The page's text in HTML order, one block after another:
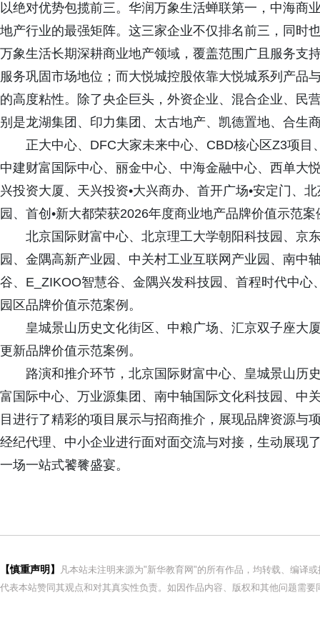
以绝对优势包揽前三。华润万象生活蝉联第一，中海商
地产行业的最强矩阵。这三家企业不仅排名前三，同时
万象生活长期深耕商业地产领域，覆盖范围广且服务支
服务巩固市场地位；而大悦城控股依靠大悦城系列产品
的高度粘性。除了央企巨头，外资企业、混合企业、民
别是龙湖集团、印力集团、太古地产、凯德置地、合生
正大中心、DFC大家未来中心、CBD核心区Z3项
中建财富国际中心、丽金中心、中海金融中心、西单大
兴投资大厦、天兴投资•大兴商办、首开广场•安定门、
园、首创•新大都荣获2026年度商业地产品牌价值示范案
北京国际财富中心、北京理工大学朝阳科技园、京
园、金隅高新产业园、中关村工业互联网产业园、南中
谷、E_ZIKOO智慧谷、金隅兴发科技园、首程时代中
园区品牌价值示范案例。
皇城景山历史文化街区、中粮广场、汇京双子座大
更新品牌价值示范案例。
路演和推介环节，北京国际财富中心、皇城景山历
富国际中心、万业源集团、南中轴国际文化科技园、中
目进行了精彩的项目展示与招商推介，展现品牌资源与
经纪代理、中小企业进行面对面交流与对接，生动展现
一场一站式饕餮盛宴。
【慎重声明】
凡本站未注明来源为"新华教育网"的所有作品，均转载、编译
代表本站赞同其观点和对其真实性负责。如因作品内容、版权和其他问题需